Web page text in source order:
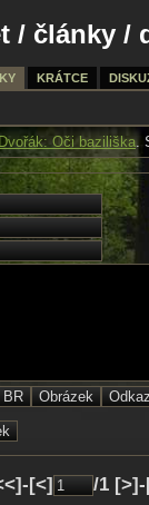
/ články /
KRÁTCE
Oči baziliška.
[<] /1